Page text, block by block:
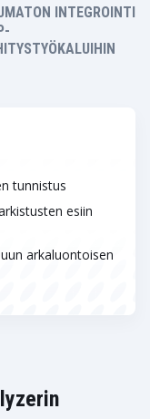
INTEGROINTI
tunnistus
esiin
arkaluontoisen